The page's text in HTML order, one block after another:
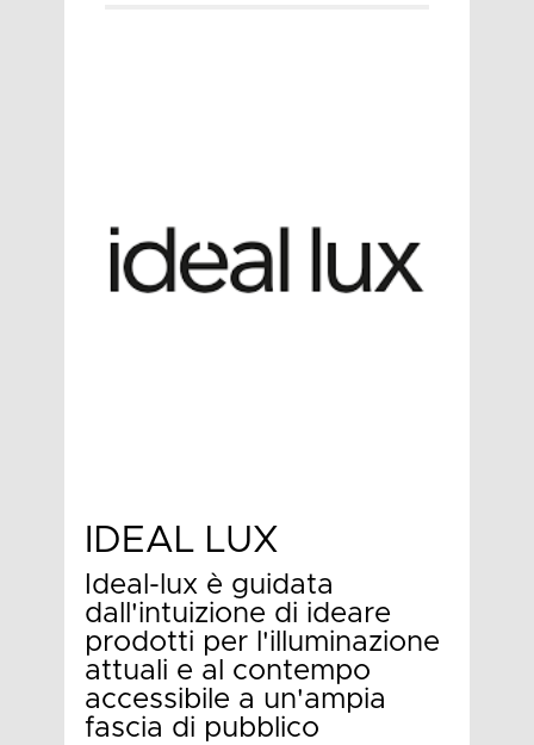
IDEAL LUX
Ideal-lux è guidata
dall'intuizione di ideare
prodotti per l'illuminazione
attuali e al contempo
accessibile a un'ampia
fascia di pubblico